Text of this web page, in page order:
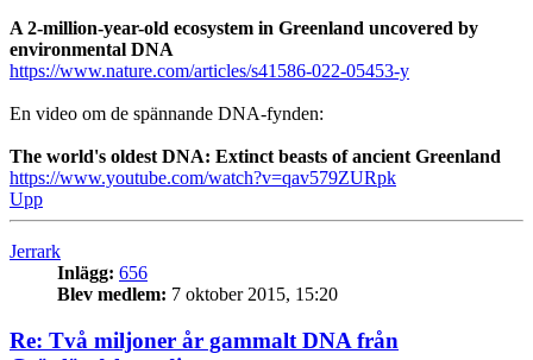
A 2-million-year-old ecosystem in Greenland uncovered by
environmental DNA
https://www.nature.com/articles/s41586-022-05453-y
En video om de spännande DNA-fynden:
The world's oldest DNA: Extinct beasts of ancient Greenland
https://www.youtube.com/watch?v=qav579ZURpk
Upp
Jerrark
Inlägg: 656
Blev medlem: 7 oktober 2015, 15:20
Re: Två miljoner år gammalt DNA från